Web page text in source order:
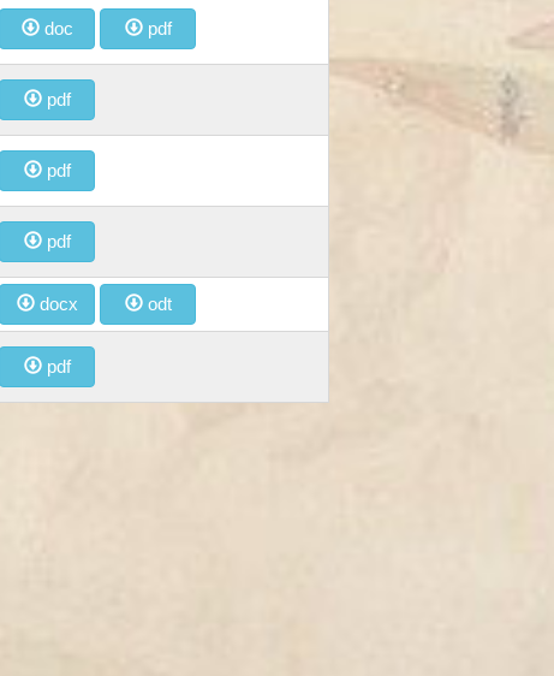
doc pdf
pdf
pdf
pdf
docx odt
pdf